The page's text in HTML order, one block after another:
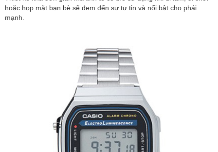
hoặc họp mặt bạn bè sẽ đem đến sự tự tin và nổi bật cho phái
mạnh.